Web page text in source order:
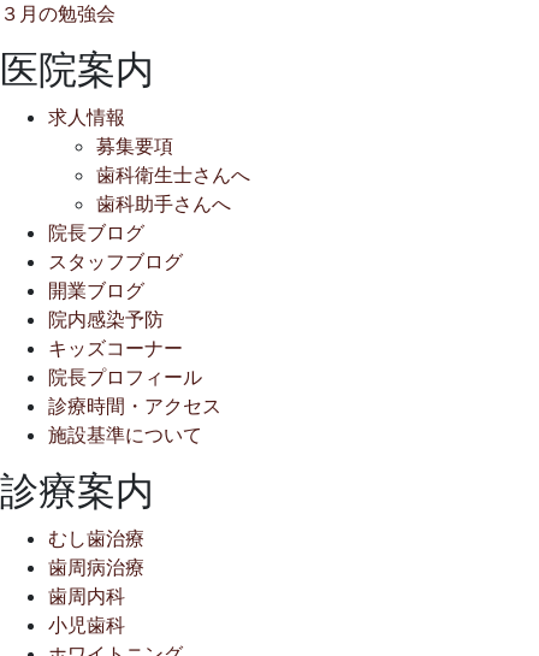
３月の勉強会
医院案内
求人情報
募集要項
歯科衛生士さんへ
歯科助手さんへ
院長ブログ
スタッフブログ
開業ブログ
院内感染予防
キッズコーナー
院長プロフィール
診療時間・アクセス
施設基準について
診療案内
むし歯治療
歯周病治療
歯周内科
小児歯科